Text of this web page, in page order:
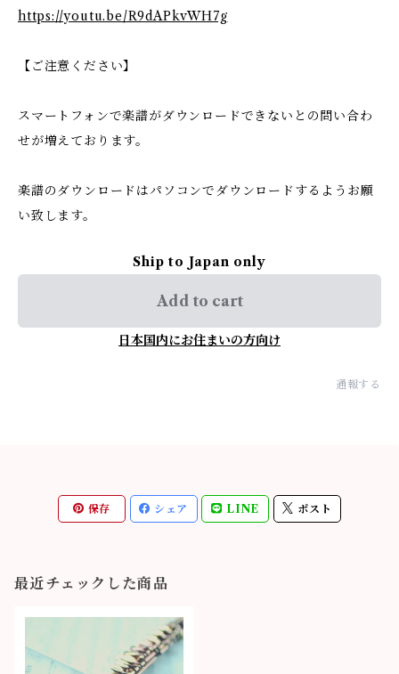
https://youtu.be/R9dAPkvWH7g
【ご注意ください】
スマートフォンで楽譜がダウンロードできないとの問い合わ
せが増えております。
楽譜のダウンロードはパソコンでダウンロードするようお願
い致します。
Ship to Japan only
Add to cart
日本国内にお住まいの方向け
通報する
保存 シェア LINE ポスト
最近チェックした商品